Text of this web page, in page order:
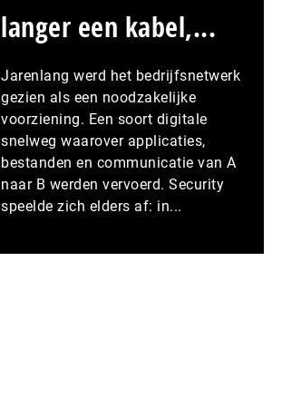
langer een kabel,...
Jarenlang werd het bedrijfsnetwerk
gezien als een noodzakelijke
voorziening. Een soort digitale
snelweg waarover applicaties,
bestanden en communicatie van A
naar B werden vervoerd. Security
speelde zich elders af: in...